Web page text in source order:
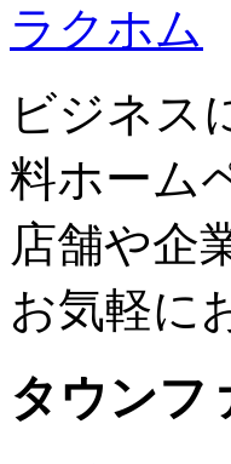
ラクホム
ビジネス
料ホーム
店舗や企
お気軽に
タウンフ